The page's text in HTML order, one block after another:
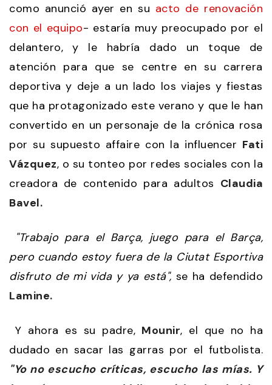
como anunció ayer en su acto de renovación
con el equipo- estaría muy preocupado por el
delantero, y le habría dado un toque de
atención para que se centre en su carrera
deportiva y deje a un lado los viajes y fiestas
que ha protagonizado este verano y que le han
convertido en un personaje de la crónica rosa
por su supuesto affaire con la influencer Fati
Vázquez, o su tonteo por redes sociales con la
creadora de contenido para adultos Claudia
Bavel.
"Trabajo para el Barça, juego para el Barça,
pero cuando estoy fuera de la Ciutat Esportiva
disfruto de mi vida y ya está", se ha defendido
Lamine.
Y ahora es su padre, Mounir, el que no ha
dudado en sacar las garras por el futbolista.
"Yo no escucho críticas, escucho las mías. Y